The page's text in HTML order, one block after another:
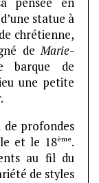
statue à
chrétienne,
deMarie-
barque de
une petite
de profondes
et le 18ème.
au fil du
de styles